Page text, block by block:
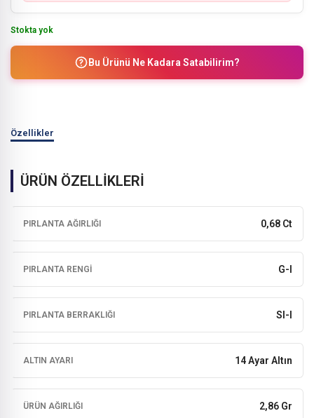
Stokta yok
Bu Ürünü Ne Kadara Satabilirim?
Özellikler
ÜRÜN ÖZELLİKLERİ
PIRLANTA AĞIRLIĞI 0,68 Ct
PIRLANTA RENGI G-I
PIRLANTA BERRAKLIĞI SI-I
ALTIN AYARI 14 Ayar Altın
ÜRÜN AĞIRLIĞI 2,86 Gr